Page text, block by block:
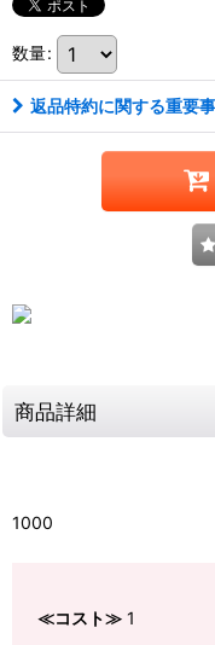
数量:
返品特約に関する重要
商品詳細
1000
≪コスト≫ 1